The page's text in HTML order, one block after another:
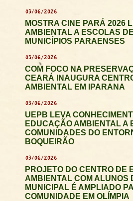
03/06/2026
MOSTRA CINE PARÁ 2026
AMBIENTAL A ESCOLAS
MUNICÍPIOS PARAENSES
03/06/2026
COM FOCO NA
CEARÁ INAUGURA
AMBIENTAL EM IPARANA
03/06/2026
UEPB LEVA
EDUCAÇÃO AMBIENTAL A
COMUNIDADES DO
BOQUEIRÃO
03/06/2026
PROJETO DO CENTRO DE
AMBIENTAL COM ALUNOS
MUNICIPAL É AMPLIADO
COMUNIDADE EM OLÍMPIA